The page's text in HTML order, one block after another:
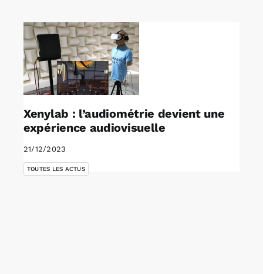
Rechercher:
Annonces emploi
Xenylab : l’audiométrie devient une
expérience audiovisuelle
21/12/2023
TOUTES LES ACTUS